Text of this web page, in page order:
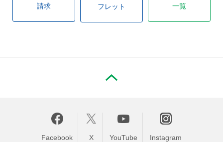
請求
フレット
一覧
Facebook X YouTube Instagram